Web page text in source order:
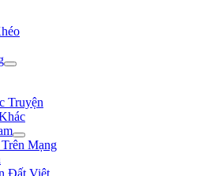
Truyện
Mạng
Đất Việt